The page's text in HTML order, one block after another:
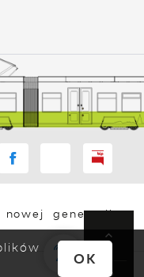
generacji
DO
OK